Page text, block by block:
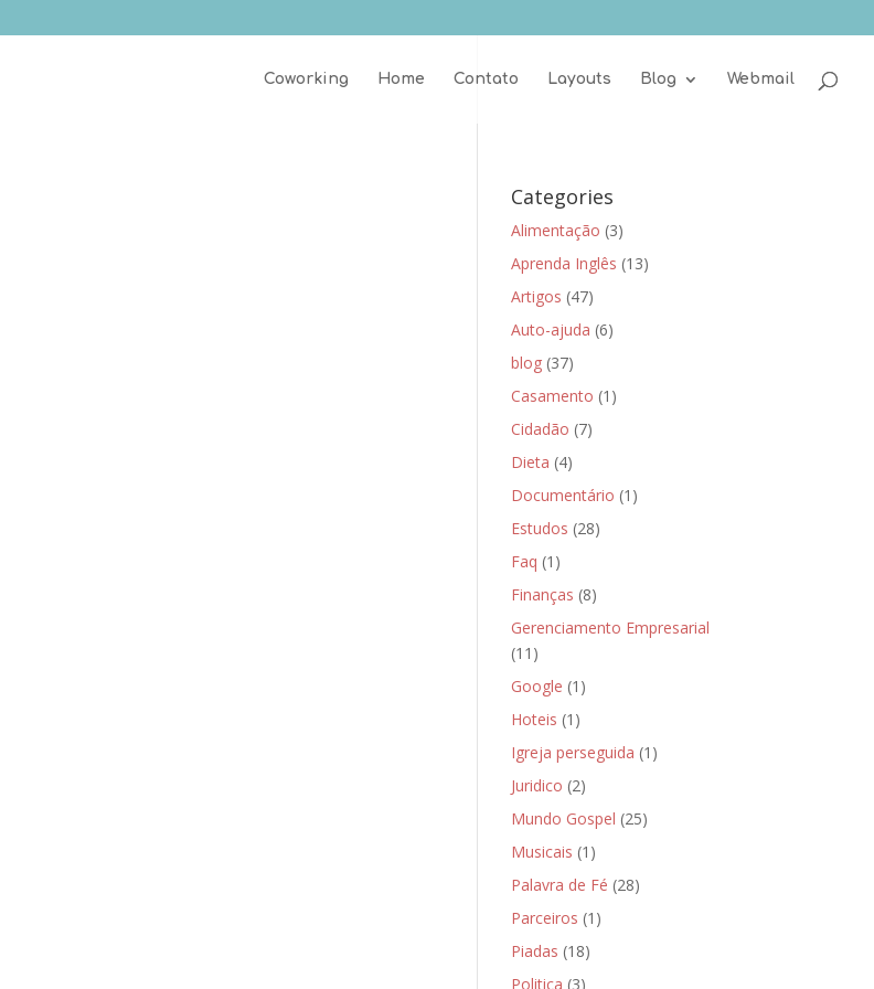
Coworking Home Contato Layouts Blog Webmail
Categories
Alimentação (3)
Aprenda Inglês (13)
Artigos (47)
Auto-ajuda (6)
blog (37)
Casamento (1)
Cidadão (7)
Dieta (4)
Documentário (1)
Estudos (28)
Faq (1)
Finanças (8)
Gerenciamento Empresarial
(11)
Google (1)
Hoteis (1)
Igreja perseguida (1)
Juridico (2)
Mundo Gospel (25)
Musicais (1)
Palavra de Fé (28)
Parceiros (1)
Piadas (18)
Politica (3)